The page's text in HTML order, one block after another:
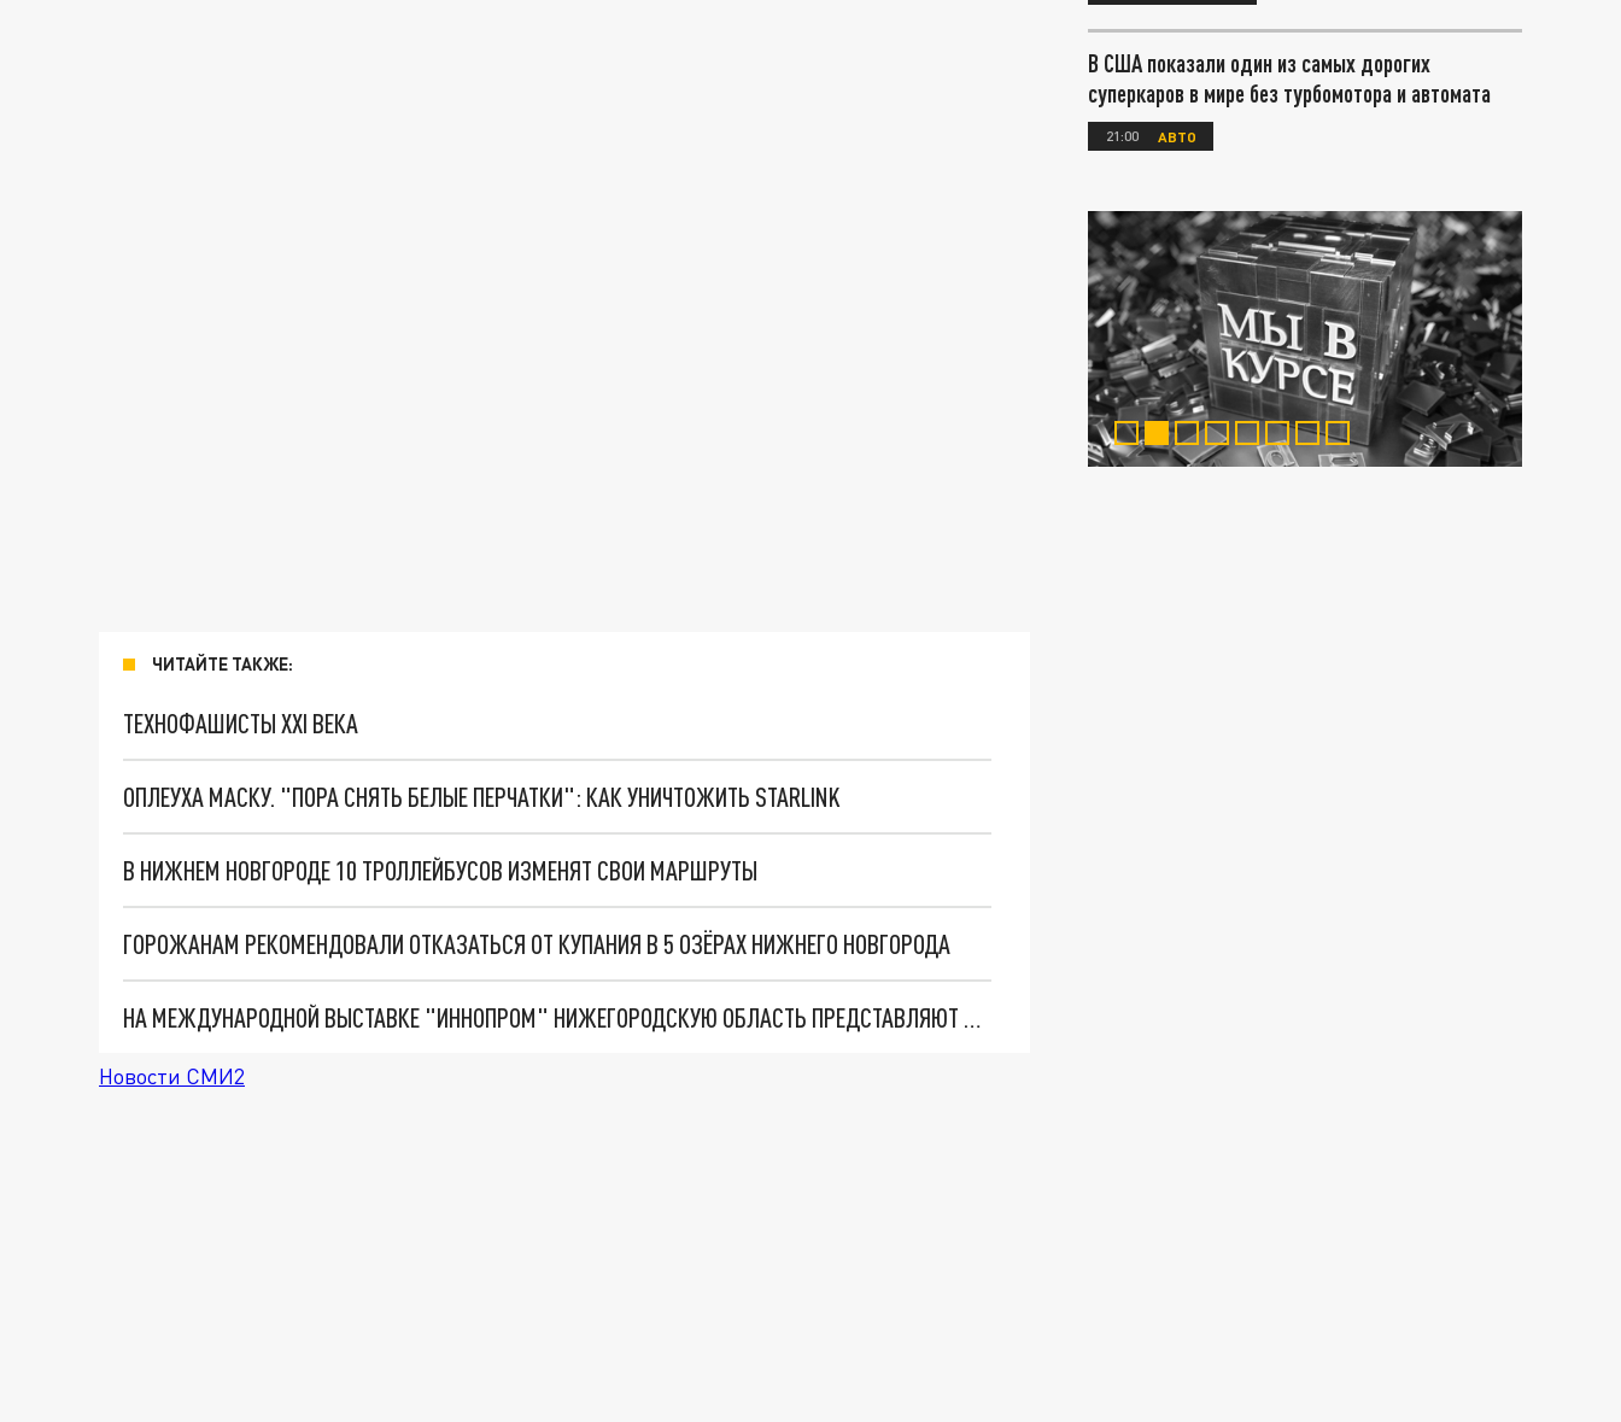
ЧИТАЙТЕ ТАКЖЕ:
ТЕХНОФАШИСТЫ XXI ВЕКА
ОПЛЕУХА МАСКУ. "ПОРА СНЯТЬ БЕЛЫЕ ПЕРЧАТКИ": КАК УНИЧТОЖИТЬ STARLINK
В НИЖНЕМ НОВГОРОДЕ 10 ТРОЛЛЕЙБУСОВ ИЗМЕНЯТ СВОИ МАРШРУТЫ
ГОРОЖАНАМ РЕКОМЕНДОВАЛИ ОТКАЗАТЬСЯ ОТ КУПАНИЯ В 5 ОЗЁРАХ НИЖНЕГО НОВГОРОДА
НА МЕЖДУНАРОДНОЙ ВЫСТАВКЕ "ИННОПРОМ" НИЖЕГОРОДСКУЮ ОБЛАСТЬ ПРЕДСТАВЛЯЮТ 50 КОМПАНИЙ
Новости СМИ2
В США показали один из самых дорогих
суперкаров в мире без турбомотора и автомата
21:00 АВТО